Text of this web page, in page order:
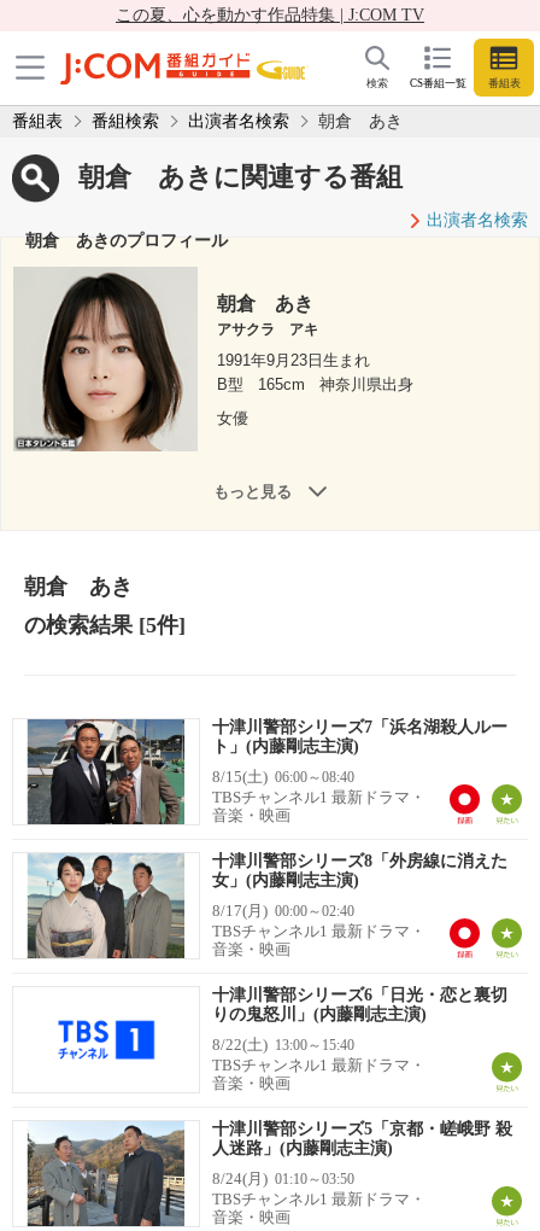
この夏、心を動かす作品特集 | J:COM TV
CS番組一覧 番組表
検索
番組表 番組検索 出演者名検索 朝倉 あき
朝倉 あきに関連する番組
出演者名検索
朝倉 あきのプロフィール
朝倉 あき
アサクラ アキ
1991年9月23日生まれ
B型
165cm
神奈川県出身
女優
もっと見る
朝倉 あき
の検索結果[5件]
十津川警部シリーズ7「浜名湖殺人ルー
ト」(内藤剛志主演)
8/15(土) 06:00～08:40
TBSチャンネル1 最新ドラマ・
音楽・映画
十津川警部シリーズ8「外房線に消えた
女」(内藤剛志主演)
8/17(月) 00:00～02:40
TBSチャンネル1 最新ドラマ・
音楽・映画
十津川警部シリーズ6「日光・恋と裏切
りの鬼怒川」(内藤剛志主演)
8/22(土) 13:00～15:40
TBSチャンネル1 最新ドラマ・
音楽・映画
十津川警部シリーズ5「京都・嵯峨野 殺
人迷路」(内藤剛志主演)
8/24(月) 01:10～03:50
TBSチャンネル1 最新ドラマ・
音楽・映画